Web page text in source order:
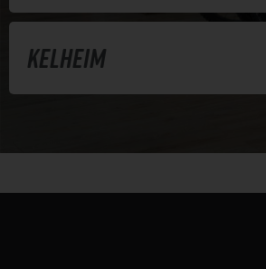
Kelheim